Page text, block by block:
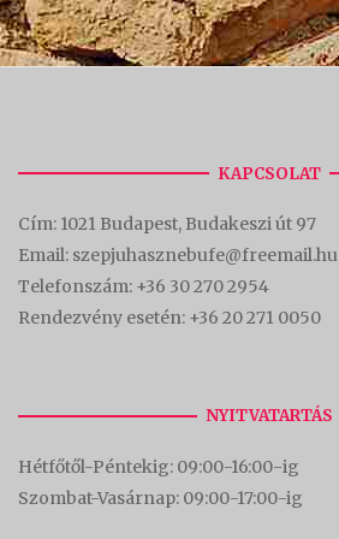
KAPCSOLAT
Cím: 1021 Budapest, Budakeszi út 97
Email: szepjuhasznebufe@freemail.hu
Telefonszám: +36 30 270 2954
Rendezvény esetén: +36 20 271 0050
NYITVATARTÁS
Hétfőtől-Péntekig: 09:00-16:00-ig
Szombat-Vasárnap: 09:00-17:00-ig